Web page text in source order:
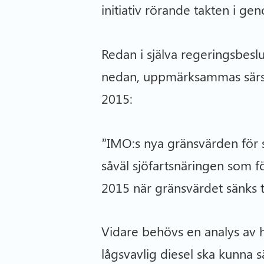
initiativ rörande takten i
Redan i själva
nedan, uppmärksammas
2015:
”IMO:s nya gränsvärden
såväl sjöfartsnäringen som
2015 när gränsvärdet
Vidare behövs en analys
lågsvavlig diesel ska